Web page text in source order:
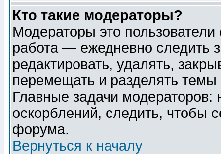
Кто такие модераторы?
Модераторы это
работа — ежедневно следить
редактировать, удалять,
перемещать и разделять
Главные задачи
оскорблений, следить, чтобы
форума.
Вернуться к началу